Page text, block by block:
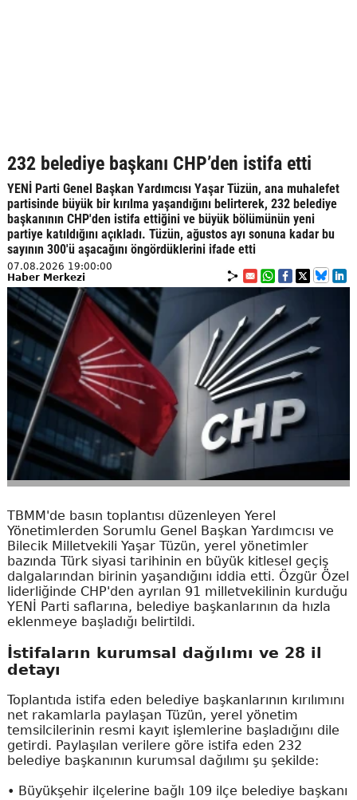
232 belediye başkanı CHP’den istifa etti
YENİ Parti Genel Başkan Yardımcısı Yaşar Tüzün, ana muhalefet
partisinde büyük bir kırılma yaşandığını belirterek, 232 belediye
başkanının CHP'den istifa ettiğini ve büyük bölümünün yeni
partiye katıldığını açıkladı. Tüzün, ağustos ayı sonuna kadar bu
sayının 300'ü aşacağını öngördüklerini ifade etti
07.08.2026 19:00:00
Haber Merkezi
TBMM'de basın toplantısı düzenleyen Yerel
Yönetimlerden Sorumlu Genel Başkan Yardımcısı ve
Bilecik Milletvekili Yaşar Tüzün, yerel yönetimler
bazında Türk siyasi tarihinin en büyük kitlesel geçiş
dalgalarından birinin yaşandığını iddia etti. Özgür Özel
liderliğinde CHP'den ayrılan 91 milletvekilinin kurduğu
YENİ Parti saflarına, belediye başkanlarının da hızla
eklenmeye başladığı belirtildi.
İstifaların kurumsal dağılımı ve 28 il
detayı
Toplantıda istifa eden belediye başkanlarının kırılımını
net rakamlarla paylaşan Tüzün, yerel yönetim
temsilcilerinin resmi kayıt işlemlerine başladığını dile
getirdi. Paylaşılan verilere göre istifa eden 232
belediye başkanının kurumsal dağılımı şu şekilde:
• Büyükşehir ilçelerine bağlı 109 ilçe belediye başkanı